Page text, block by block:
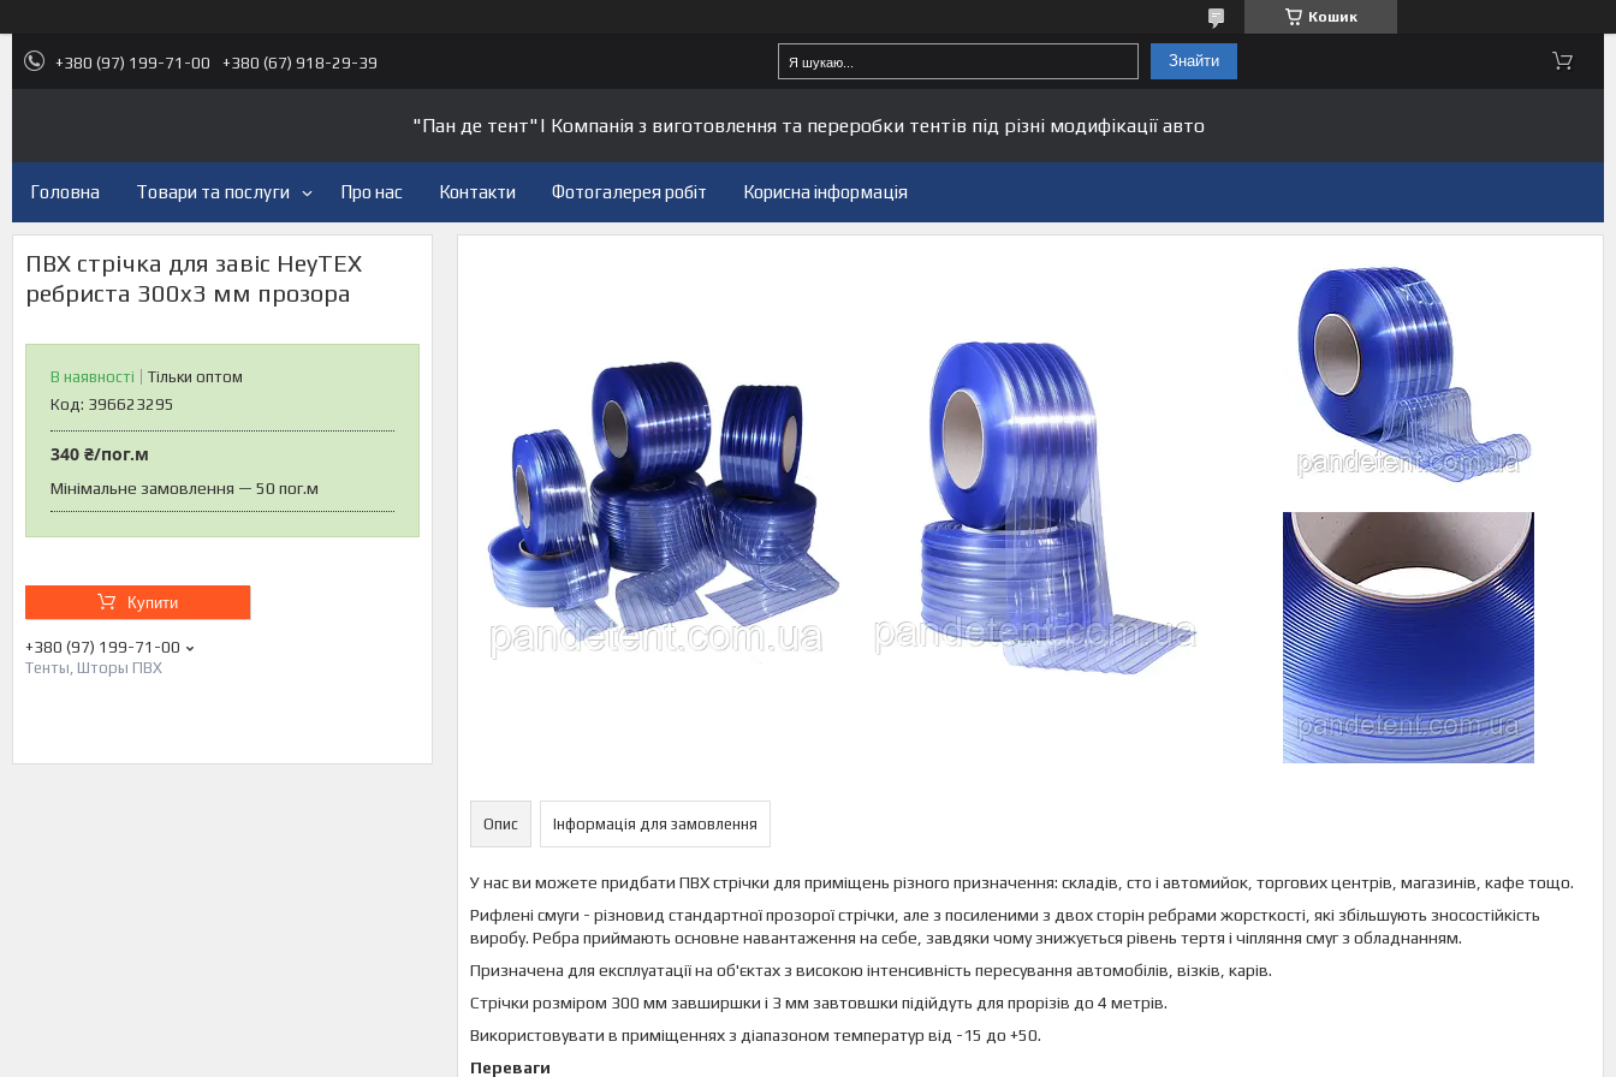
Кошик
+380 (97) 199-71-00 +380 (67) 918-29-39 Знайти
"Пан де тент"| Компанія з виготовлення та переробки тентів під різні модифікації авто
Головна Товари та послуги Про нас Контакти Фотогалерея робіт Корисна інформація
ПВХ стрічка для завіс HeyTEX
ребриста 300x3 мм прозора
В наявності
Тільки оптом
Код: 396623295
340 ₴/пог.м
Мінімальне замовлення — 50 пог.м
Купити
+380 (97) 199-71-00
Тенты, Шторы ПВХ
Опис Інформація для замовлення
У нас ви можете придбати ПВХ стрічки для приміщень різного призначення: складів, сто і автомийок, торгових центрів, магазинів, кафе тощо.
Рифлені смуги - різновид стандартної прозорої стрічки, але з посиленими з двох сторін ребрами жорсткості, які збільшують зносостійкість
виробу. Ребра приймають основне навантаження на себе, завдяки чому знижується рівень тертя і чіпляння смуг з обладнанням.
Призначена для експлуатації на об'єктах з високою інтенсивність пересування автомобілів, візків, карів.
Стрічки розміром 300 мм завширшки і 3 мм завтовшки підійдуть для прорізів до 4 метрів.
Використовувати в приміщеннях з діапазоном температур від -15 до +50.
Переваги